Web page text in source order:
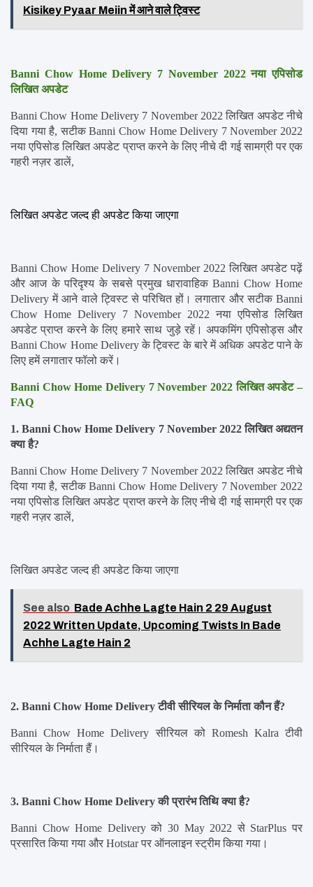
Kisikey Pyaar Meiin में आने वाले ट्विस्ट
Banni Chow Home Delivery 7 November 2022 नया एपिसोड
लिखित अपडेट
Banni Chow Home Delivery 7 November 2022 लिखित अपडेट नीचे
दिया गया है, सटीक Banni Chow Home Delivery 7 November 2022
नया एपिसोड लिखित अपडेट प्राप्त करने के लिए नीचे दी गई सामग्री पर एक
गहरी नज़र डालें,
लिखित अपडेट जल्द ही अपडेट किया जाएगा
Banni Chow Home Delivery 7 November 2022 लिखित अपडेट पढ़ें
और आज के परिदृश्य के सबसे प्रमुख धारावाहिक Banni Chow Home
Delivery में आने वाले ट्विस्ट से परिचित हों। लगातार और सटीक Banni
Chow Home Delivery 7 November 2022 नया एपिसोड लिखित
अपडेट प्राप्त करने के लिए हमारे साथ जुड़े रहें। अपकमिंग एपिसोड्स और
Banni Chow Home Delivery के ट्विस्ट के बारे में अधिक अपडेट पाने के
लिए हमें लगातार फॉलो करें।
Banni Chow Home Delivery 7 November 2022 लिखित अपडेट –
FAQ
1. Banni Chow Home Delivery 7 November 2022 लिखित अद्यतन
क्या है?
Banni Chow Home Delivery 7 November 2022 लिखित अपडेट नीचे
दिया गया है, सटीक Banni Chow Home Delivery 7 November 2022
नया एपिसोड लिखित अपडेट प्राप्त करने के लिए नीचे दी गई सामग्री पर एक
गहरी नज़र डालें,
लिखित अपडेट जल्द ही अपडेट किया जाएगा
See also Bade Achhe Lagte Hain 2 29 August
2022 Written Update, Upcoming Twists In Bade
Achhe Lagte Hain 2
2. Banni Chow Home Delivery टीवी सीरियल के निर्माता कौन हैं?
Banni Chow Home Delivery सीरियल को Romesh Kalra टीवी
सीरियल के निर्माता हैं।
3. Banni Chow Home Delivery की प्रारंभ तिथि क्या है?
Banni Chow Home Delivery को 30 May 2022 से StarPlus पर
प्रसारित किया गया और Hotstar पर ऑनलाइन स्ट्रीम किया गया।